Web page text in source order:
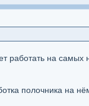
работать на самых
полочника на